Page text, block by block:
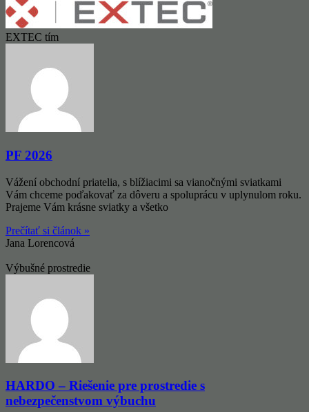
EXTEC tím
PF 2026
Vážení obchodní priatelia, s blížiacimi sa vianočnými sviatkami
Vám chceme poďakovať za dôveru a spoluprácu v uplynulom roku.
Prajeme Vám krásne sviatky a všetko
Prečítať si článok »
Jana Lorencová
Výbušné prostredie
HARDO – Riešenie pre prostredie s
nebezpečenstvom výbuchu